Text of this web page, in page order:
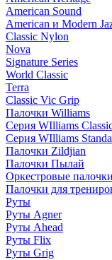
American Sound
American и Modern
Classic Nylon
Nova
Signature Series
World Classic
Terra
Classic Vic Grip
Палочки Williams
Серия WIlliams
Серия WIlliams
Палочки Zildjian
Палочки Пылай
Оркестровые
Палочки для
Руты
Руты Agner
Руты Ahead
Руты Flix
Руты Grig